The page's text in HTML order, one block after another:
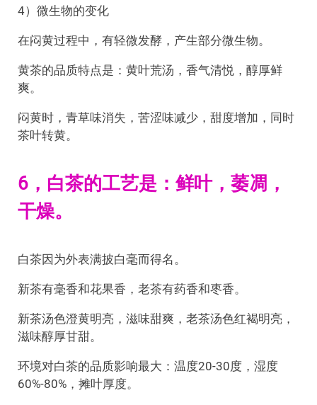
4）微生物的变化
在闷黄过程中，有轻微发酵，产生部分微生物。
黄茶的品质特点是：黄叶荒汤，香气清悦，醇厚鲜
爽。
闷黄时，青草味消失，苦涩味减少，甜度增加，同时
茶叶转黄。
6，白茶的工艺是：鲜叶，萎凋，
干燥。
白茶因为外表满披白毫而得名。
新茶有毫香和花果香，老茶有药香和枣香。
新茶汤色澄黄明亮，滋味甜爽，老茶汤色红褐明亮，
滋味醇厚甘甜。
环境对白茶的品质影响最大：温度20-30度，湿度
60%-80%，摊叶厚度。